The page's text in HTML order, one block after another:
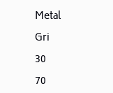
Metal
Gri
30
70